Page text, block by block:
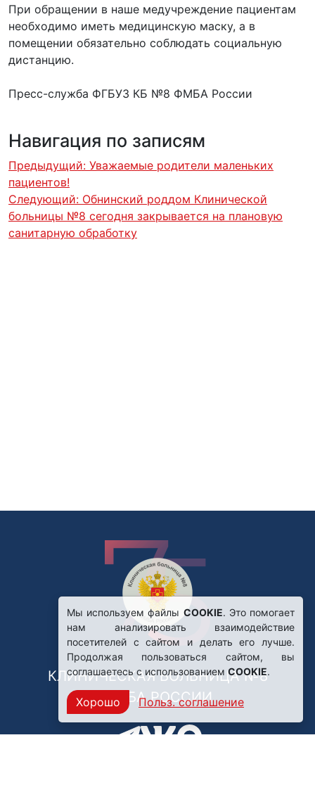
При обращении в наше медучреждение пациентам
необходимо иметь медицинскую маску, а в
помещении обязательно соблюдать социальную
дистанцию.
Пресс-служба ФГБУЗ КБ №8 ФМБА России
Навигация по записям
Предыдущий: Уважаемые родители маленьких
пациентов!
Следующий: Обнинский роддом Клинической
больницы №8 сегодня закрывается на плановую
санитарную обработку
КЛИНИЧЕСКАЯ БОЛЬНИЦА №8
ФМБА РОССИИ
Мы используем файлы COOKIE. Это помогает
нам анализировать взаимодействие
посетителей с сайтом и делать его лучше.
Продолжая пользоваться сайтом, вы
соглашаетесь с использованиемCOOKIE.
Хорошо Польз. соглашение